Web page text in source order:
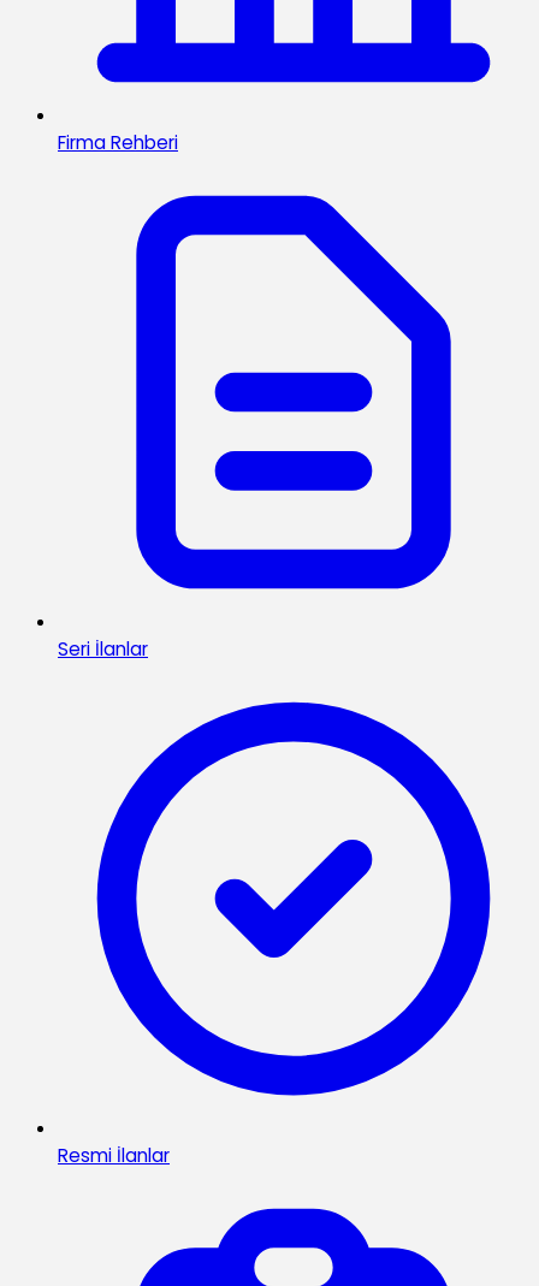
Firma Rehberi
Seri İlanlar
Resmi İlanlar